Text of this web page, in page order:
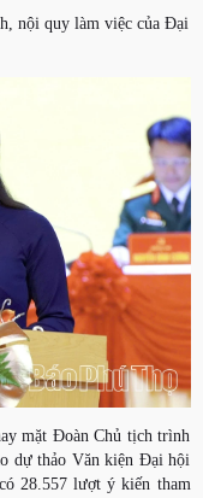
nội quy làm việc của Đại
mặt Đoàn Chủ tịch trình
dự thảo Văn kiện Đại hội
28.557 lượt ý kiến tham